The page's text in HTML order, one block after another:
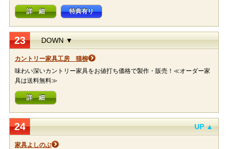
詳 細 特典有り
23 DOWN ▼
カントリー家具工房 猫柳
味わい深いカントリー家具をお値打ち価格で製作・販売！≪オーダー家
具は送料無料≫
詳 細
24 UP ▲
家具よしのぶ